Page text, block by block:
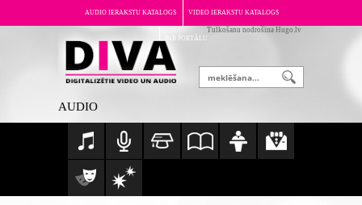
AUDIO IERAKSTU KATALOGS VIDEO IERAKSTU KATALOGS
PAR PORTĀLU
Tulkošanu nodrošina Hugo.lv
AUDIO